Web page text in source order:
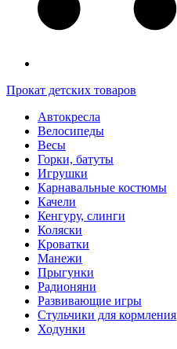
Прокат детских товаров
Автокресла
Велосипеды
Весы
Горки, батуты
Игрушки
Карнавальные костюмы
Качели
Кенгуру, слинги
Коляски
Кроватки
Манежи
Прыгунки
Радионяни
Развивающие игры
Стульчики для кормления
Ходунки